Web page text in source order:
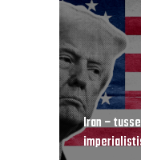
Iran –